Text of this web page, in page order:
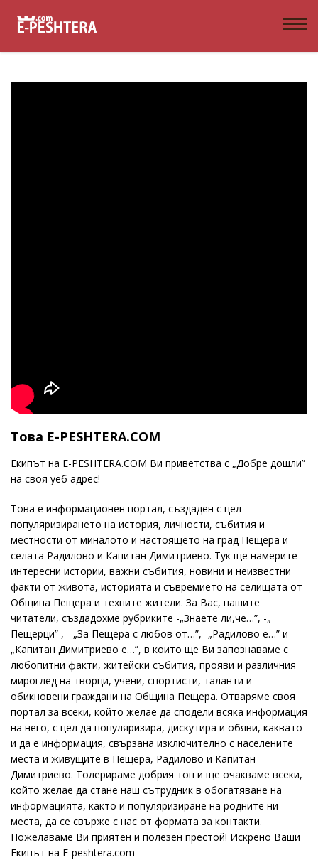
Това E-PESHTERA.COM
Екипът на E-PESHTERA.COM Ви приветства с „Добре дошли”
на своя уеб адрес!
Това е информационен портал, създаден с цел
популяризирането на история, личности, събития и
местности от миналото и настоящето на град Пещера и
селата Радилово и Капитан Димитриево. Тук ще намерите
интересни истории, важни събития, новини и неизвестни
факти от живота, историята и съвремието на селищата от
Община Пещера и техните жители. За Вас, нашите
читатели, създадохме рубриките -„Знаете ли,че…”, -„
Пещерци” , - „За Пещера с любов от…”, -„Радилово е…” и -
„Капитан Димитриево е…”, в които ще Ви запознаваме с
любопитни факти, житейски събития, прояви и различния
мироглед на творци, учени, спортисти, таланти и
обикновени граждани на Община Пещера. Отваряме своя
портал за всеки, който желае да сподели всяка информация
на него, с цел да популяризира, дискутира и обяви, каквато
и да е информация, свързана изключително с населените
места и живущите в Пещера, Радилово и Капитан
Димитриево. Толерираме добрия тон и ще очакваме всеки,
който желае да стане наш сътрудник в обогатяване на
информацията, както и популяризиране на родните ни
места, да се свърже с нас от формата за контакти.
Пожелаваме Ви приятен и полезен престой! Искрено Ваши
Екипът на E-peshtera.com